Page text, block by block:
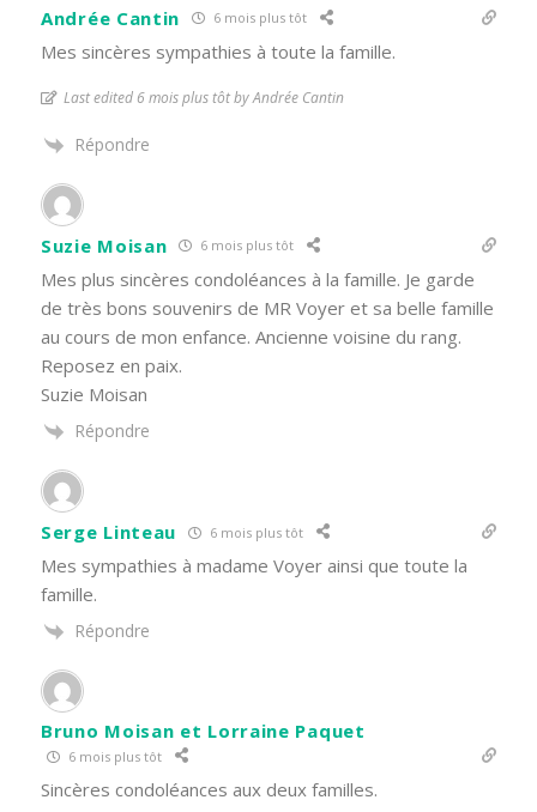
Andrée Cantin 6 mois plus tôt
Mes sincères sympathies à toute la famille.
Last edited 6 mois plus tôt by Andrée Cantin
Répondre
Suzie Moisan 6 mois plus tôt
Mes plus sincères condoléances à la famille. Je garde
de très bons souvenirs de MR Voyer et sa belle famille
au cours de mon enfance. Ancienne voisine du rang.
Reposez en paix.
Suzie Moisan
Répondre
Serge Linteau 6 mois plus tôt
Mes sympathies à madame Voyer ainsi que toute la
famille.
Répondre
Bruno Moisan et Lorraine Paquet
6 mois plus tôt
Sincères condoléances aux deux familles.